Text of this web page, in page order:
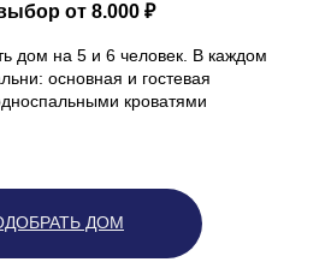
от 8.000 ₽
ДОМ
дом на 5 и 6 человек. В каждом
основная и гостевая
кроватями